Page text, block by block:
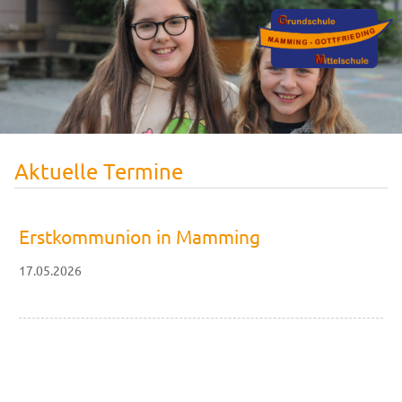
Aktuelle Termine
Erstkommunion in Mamming
17.05.2026